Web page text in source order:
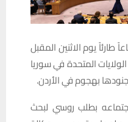
يوم الاثنين المقبل
المتحدة في سوريا
بهجوم في الأردن.
بطلب روسي لبحث